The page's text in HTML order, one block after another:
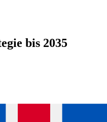
bis 2035